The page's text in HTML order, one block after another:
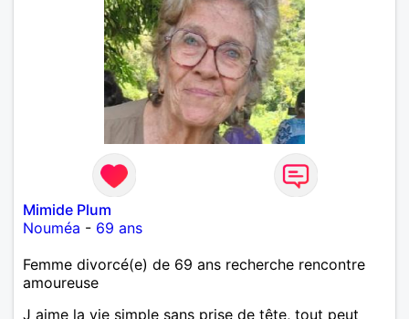
Mimide Plum
Nouméa - 69 ans
Femme divorcé(e) de 69 ans recherche rencontre
amoureuse
J aime la vie simple sans prise de tête, tout peut